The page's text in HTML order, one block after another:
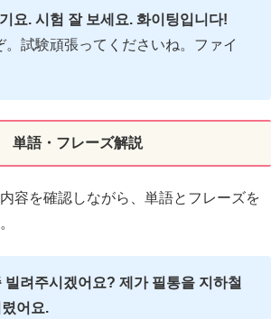
요. 시험 잘 보세요. 화이팅입니다!
。試験頑張ってくださいね。ファイ
単語・フレーズ解説
容を確認しながら、単語とフレーズを
빌려주시겠어요? 제가 필통을 지하철
어요.